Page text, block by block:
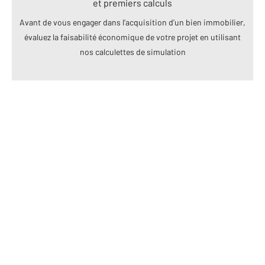
et premiers calculs
Avant de vous engager dans l’acquisition d’un bien immobilier,
évaluez la faisabilité économique de votre projet en utilisant
nos calculettes de simulation